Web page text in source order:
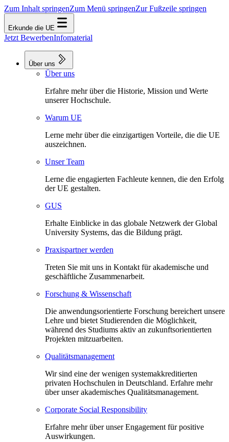
Zum Inhalt springenZum Menü springenZur Fußzeile springen
Erkunde die UE
Jetzt BewerbenInfomaterial
Über uns
Über uns
Erfahre mehr über die Historie, Mission und Werte
unserer Hochschule.
Warum UE
Lerne mehr über die einzigartigen Vorteile, die die UE
auszeichnen.
Unser Team
Lerne die engagierten Fachleute kennen, die den Erfolg
der UE gestalten.
GUS
Erhalte Einblicke in das globale Netzwerk der Global
University Systems, das die Bildung prägt.
Praxispartner werden
Treten Sie mit uns in Kontakt für akademische und
geschäftliche Zusammenarbeit.
Forschung & Wissenschaft
Die anwendungsorientierte Forschung bereichert unsere
Lehre und bietet Studierenden die Möglichkeit,
während des Studiums aktiv an zukunftsorientierten
Projekten mitzuarbeiten.
Qualitätsmanagement
Wir sind eine der wenigen systemakkreditierten
privaten Hochschulen in Deutschland. Erfahre mehr
über unser akademisches Qualitätsmanagement.
Corporate Social Responsibility
Erfahre mehr über unser Engagement für positive
Auswirkungen.